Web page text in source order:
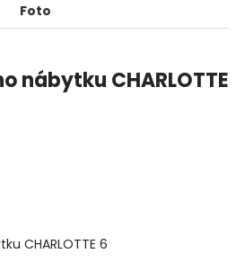
Foto
nábytku CHARLOTTE
CHARLOTTE 6